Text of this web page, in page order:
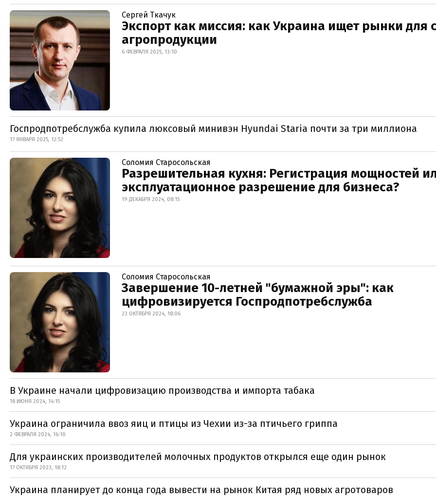
Сергей Ткачук
Экспорт как миссия: как Украина ищет рынки для
агропродукции
6 ФЕВРАЛЯ 2025, 13:10
Госпродпотребслужба купила люксовый минивэн Hyundai Staria почти за три миллиона
17 ЯНВАРЯ 2025, 12:52
Соломия Старосольская
Разрешительная кухня: Регистрация мощностей
эксплуатационное разрешение для бизнеса?
19 ДЕКАБРЯ 2024, 08:15
Соломия Старосольская
Завершение 10-летней "бумажной эры": как
цифровизируется Госпродпотребслужба
23 ОКТЯБРЯ 2024, 18:06
В Украине начали цифровизацию производства и импорта табака
18 ИЮНЯ 2024, 14:15
Украина ограничила ввоз яиц и птицы из Чехии из-за птичьего гриппа
2 ФЕВРАЛЯ 2024, 16:10
Для украинских производителей молочных продуктов открылся еще один рынок
17 ОКТЯБРЯ 2023, 18:12
Украина планирует до конца года вывести на рынок Китая ряд новых агротоваров